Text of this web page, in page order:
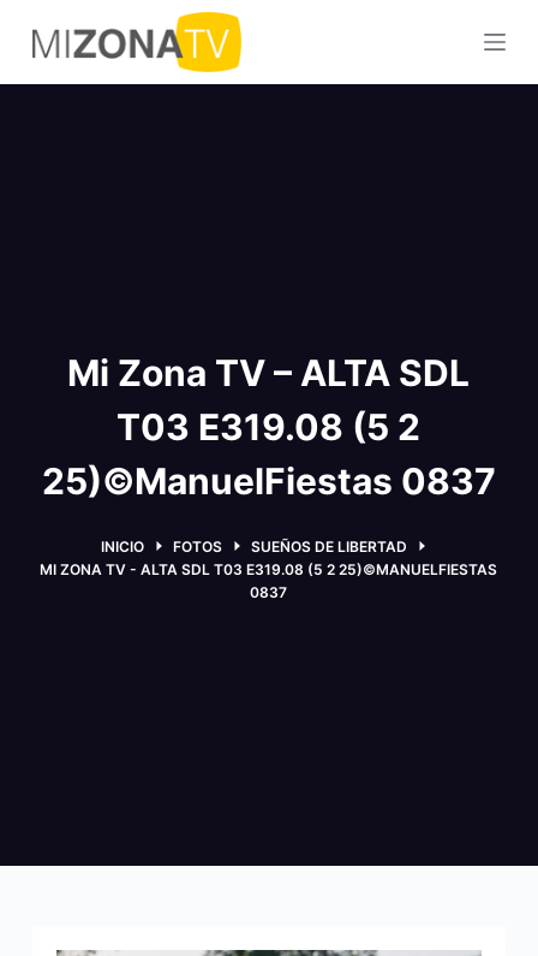
S
a
l
Mi Zona TV – ALTA SDL
T03 E319.08 (5 2
25)©ManuelFiestas 0837
INICIO FOTOS
SUEÑOS DE LIBERTAD
MI ZONA TV - ALTA SDL T03 E319.08 (5 2 25)©MANUELFIESTAS
0837